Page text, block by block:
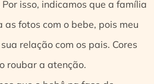
isso, indicamos que a família
fotos com o bebe, pois meu
relação com os pais. Cores
roubar a atenção.